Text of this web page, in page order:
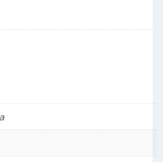
ne închipuim că celălalt